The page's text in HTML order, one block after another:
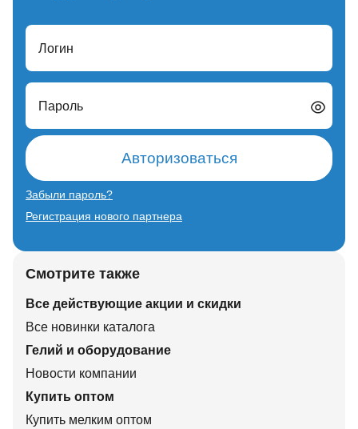
Логин
Пароль
Авторизоваться
Забыли пароль?
Регистрация нового партнера
Смотрите также
Все действующие акции и скидки
Все новинки каталога
Гелий и оборудование
Новости компании
Купить оптом
Купить мелким оптом